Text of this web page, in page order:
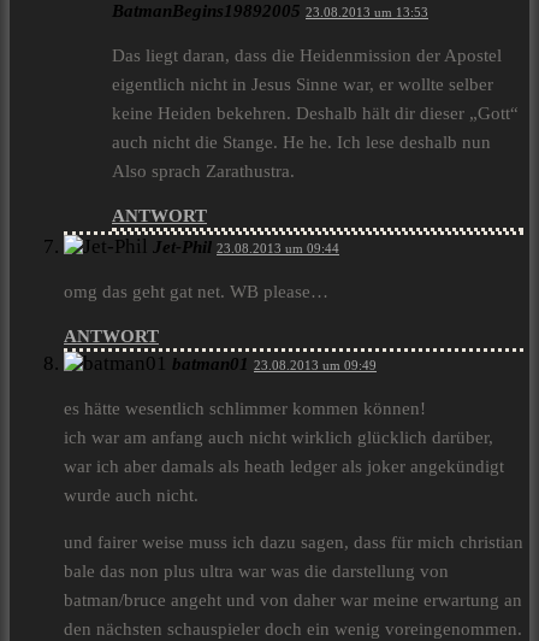
BatmanBegins19892005 23.08.2013 um 13:53
Das liegt daran, dass die Heidenmission der Apostel
eigentlich nicht in Jesus Sinne war, er wollte selber
keine Heiden bekehren. Deshalb hält dir dieser „Gott“
auch nicht die Stange. He he. Ich lese deshalb nun
Also sprach Zarathustra.
ANTWORT
Jet-Phil 23.08.2013 um 09:44
omg das geht gat net. WB please…
ANTWORT
batman01 23.08.2013 um 09:49
es hätte wesentlich schlimmer kommen können!
ich war am anfang auch nicht wirklich glücklich darüber,
war ich aber damals als heath ledger als joker angekündigt
wurde auch nicht.
und fairer weise muss ich dazu sagen, dass für mich christian
bale das non plus ultra war was die darstellung von
batman/bruce angeht und von daher war meine erwartung an
den nächsten schauspieler doch ein wenig voreingenommen.